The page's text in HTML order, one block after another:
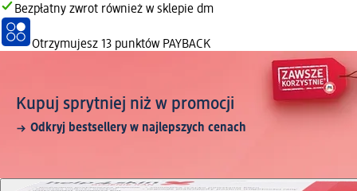
Bezpłatny zwrot również w sklepie dm
Otrzymujesz 13 punktów PAYBACK
Kupuj sprytniej niż w promocji
Odkryj bestsellery w najlepszych cenach